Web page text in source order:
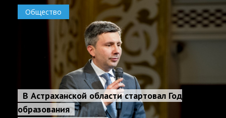
Общество
В Астраханской области стартовал Год
образования